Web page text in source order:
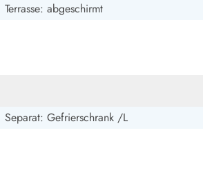
Terrasse: abgeschirmt
Separat: Gefrierschrank /L